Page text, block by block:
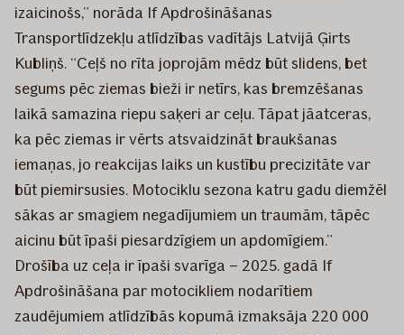
izaicinošs,” norāda If Apdrošināšanas
Transportlīdzekļu atlīdzības vadītājs Latvijā Ģirts
Kubliņš. “Ceļš no rīta joprojām mēdz būt slidens, bet
segums pēc ziemas bieži ir netīrs, kas bremzēšanas
laikā samazina riepu saķeri ar ceļu. Tāpat jāatceras,
ka pēc ziemas ir vērts atsvaidzināt braukšanas
iemaņas, jo reakcijas laiks un kustību precizitāte var
būt piemirsusies. Motociklu sezona katru gadu diemžēl
sākas ar smagiem negadījumiem un traumām, tāpēc
aicinu būt īpaši piesardzīgiem un apdomīgiem.”
Drošība uz ceļa ir īpaši svarīga – 2025. gadā If
Apdrošināšana par motocikliem nodarītiem
zaudējumiem atlīdzībās kopumā izmaksāja 220 000